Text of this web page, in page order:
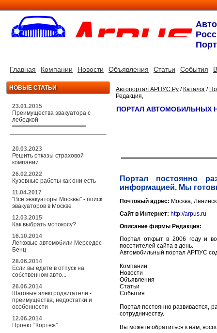
Главная Компании Новости Объявления Статьи События
НОВЫЕ СТАТЬИ
23.01.2015
Преимущества эвакуатора с
лебедкой
20.03.2023
Решить отказы страховой
компании
26.02.2022
Кузовные работы как они есть
11.04.2017
"Все эвакуаторы Москвы" - поиск
эвакуаторов в Москве
12.03.2015
Как выбрать мотокосу?
16.10.2014
Легковые автомобили Мерседес-
Бенц
28.06.2014
Если вы едете в отпуск на
собственном авто...
26.06.2014
Шаговые электродвигатели -
преимущества, недостатки и
особенности
12.06.2014
Проект "Кортеж"
Автопортал АРПУС.Ру / Каталог /
Редакция,
ПОРТАЛ АВТОМОБИЛЬНЫХ
Портал постоянно
информацией. Мы
Почтовый адрес: Москва,
Сайт в Интернет: http://arpus.ru
Описание фирмы Редакция:
Портал открыт в 2006 году и
посетителей сайта в день.
Автомобильный портал АРПУС
Компании
Новости
Объявления
Статьи
События
Портал постоянно развивается,
сотрудничеству.
Вы можете обратиться к нам,